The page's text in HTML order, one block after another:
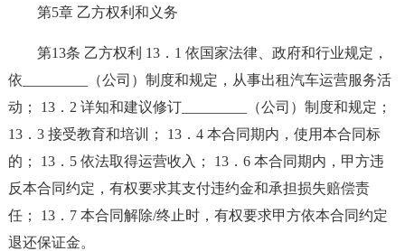
第5章 乙方权利和义务
第13条 乙方权利 13．1 依国家法律、政府和行业规定，
依_________（公司）制度和规定，从事出租汽车运营服务活
动； 13．2 详知和建议修订_________（公司）制度和规定；
13．3 接受教育和培训； 13．4 本合同期内，使用本合同标
的； 13．5 依法取得运营收入； 13．6 本合同期内，甲方违
反本合同约定，有权要求其支付违约金和承担损失赔偿责
任； 13．7 本合同解除/终止时，有权要求甲方依本合同约定
退还保证金。